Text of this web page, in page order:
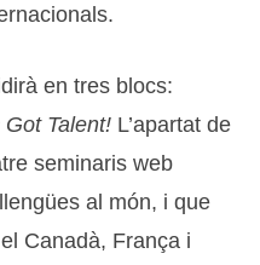
en tres blocs:
Got Talent! L’apartat de
seminaris web
al món, i que
Canadà, França i